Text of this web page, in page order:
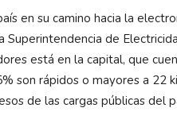
en su camino hacia la
Superintendencia de
está en la capital, que
son rápidos o mayores a 22
de las cargas públicas del